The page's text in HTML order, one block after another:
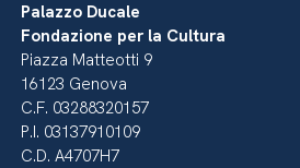
Palazzo Ducale
Fondazione per la Cultura
Piazza Matteotti 9
16123 Genova
C.F. 03288320157
P.I. 03137910109
C.D. A4707H7